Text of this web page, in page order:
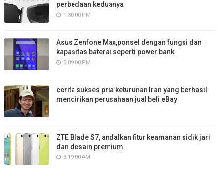
perbedaan keduanya
1:30:00 PM
Asus Zenfone Max,ponsel dengan fungsi dan
kapasitas baterai seperti power bank
5:09:00 PM
cerita sukses pria keturunan Iran yang berhasil
mendirikan perusahaan jual beli eBay
ZTE Blade S7, andalkan fitur keamanan sidik jari
dan desain premium
3:19:00 AM